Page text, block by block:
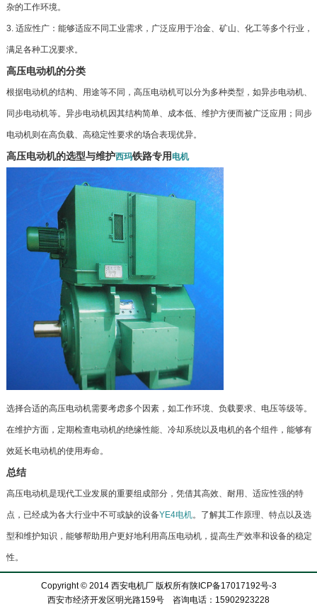
杂的工作环境。
3. 适应性广：能够适应不同工业需求，广泛应用于冶金、矿山、化工等多个行业，
满足各种工况要求。
高压电动机的分类
根据电动机的结构、用途等不同，高压电动机可以分为多种类型，如异步电动机、
同步电动机等。异步电动机因其结构简单、成本低、维护方便而被广泛应用；同步
电动机则在高负载、高稳定性要求的场合表现优异。
高压电动机的选型与维护西玛铁路专用 电机
选择合适的高压电动机需要考虑多个因素，如工作环境、负载要求、电压等级等。
在维护方面，定期检查电动机的绝缘性能、冷却系统以及电机的各个组件，能够有
效延长电动机的使用寿命。
总结
高压电动机是现代工业发展的重要组成部分，凭借其高效、耐用、适应性强的特
点，已经成为各大行业中不可或缺的设备YE4电机。了解其工作原理、特点以及选
型和维护知识，能够帮助用户更好地利用高压电动机，提高生产效率和设备的稳定
性。
Copyright © 2014 西安电机厂 版权所有陕ICP备17017192号-3
西安市经济开发区明光路159号 咨询电话：15902923228